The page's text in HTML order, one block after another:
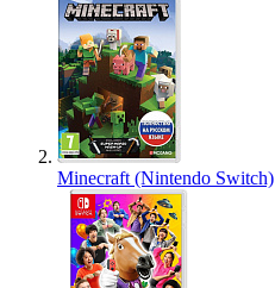
Minecraft (Nintendo Switch)